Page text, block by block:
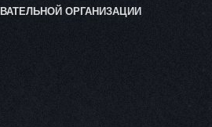
ОРГАНИЗАЦИИ